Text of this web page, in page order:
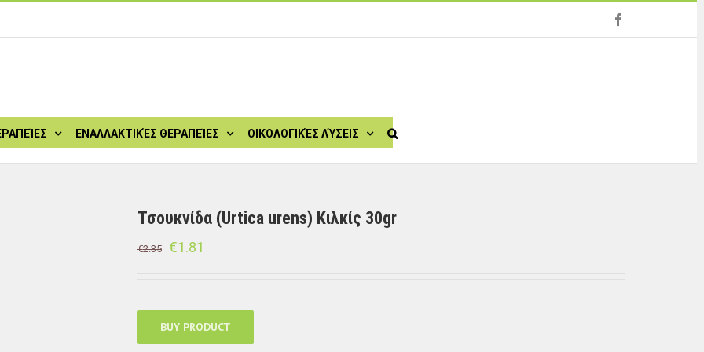
ΕΝΑΛΛΑΚΤΙΚΈΣ ΘΕΡΑΠΕΊΕΣ ΟΙΚΟΛΟΓΙΚΈΣ ΛΎΣΕΙΣ
Τσουκνίδα (Urtica urens) Κιλκίς 30gr
€2.35 €1.81
BUY PRODUCT